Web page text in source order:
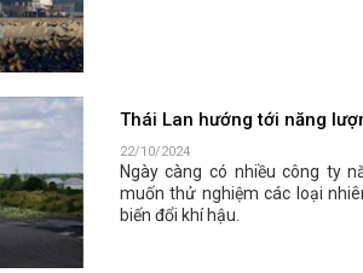
Thái Lan hướng tới năng
22/10/2024
Ngày càng có nhiều công ty
muốn thử nghiệm các loại
biến đổi khí hậu.